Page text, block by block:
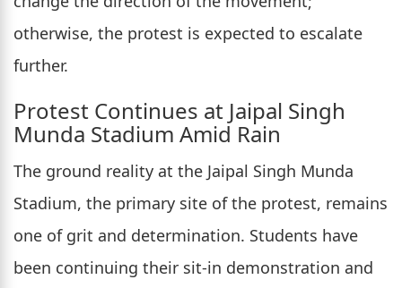
otherwise, the protest is expected to escalate
further.
Protest Continues at Jaipal Singh
Munda Stadium Amid Rain
The ground reality at the Jaipal Singh Munda
Stadium, the primary site of the protest, remains
one of grit and determination. Students have
been continuing their sit-in demonstration and